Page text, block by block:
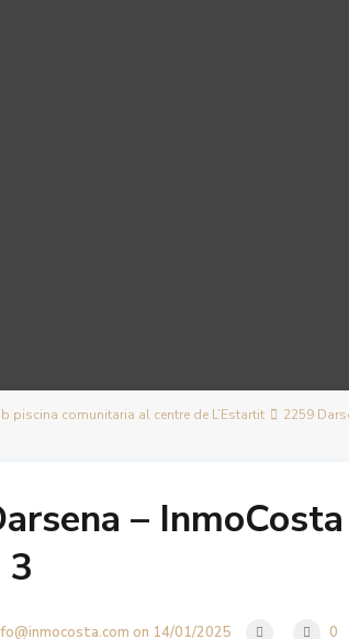
piscina comunitaria al centre de L’Estartit 2259
–
3
on 14/01/2025 0